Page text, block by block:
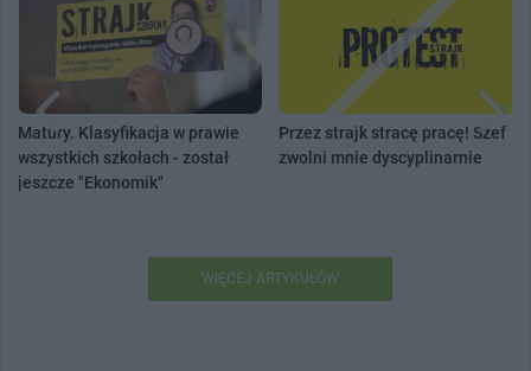
Matury. Klasyfikacja w prawie
wszystkich szkołach - został
jeszcze "Ekonomik"
Przez strajk stracę pracę! Szef
zwolni mnie dyscyplinarnie
WIĘCEJ ARTYKUŁÓW